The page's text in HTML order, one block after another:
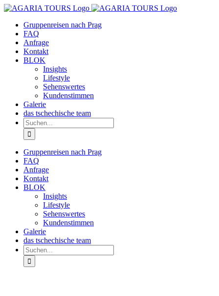
Zum
springenGruppenreisen nach Prag
FAQ
Anfrage
Kontakt
BLOK
Insights
Lifestyle
Sehenswertes
Kundenstimmen
Galerie
das tschechische team
Suche
nach:
Gruppenreisen nach Prag
FAQ
Anfrage
Kontakt
BLOK
Insights
Lifestyle
Sehenswertes
Kundenstimmen
Galerie
das tschechische team
Suche
nach: